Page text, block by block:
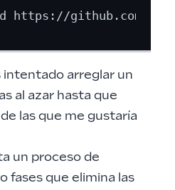
intentado arreglar un
al azar hasta que
las que me gustaría
un proceso de
fases que elimina las